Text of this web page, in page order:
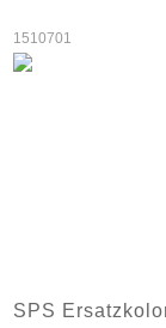
1510701
SPS